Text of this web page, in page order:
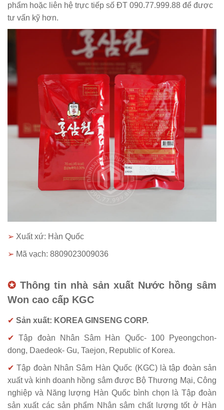
phẩm hoặc liên hệ trực tiếp số ĐT 090.77.999.88 để được
tư vấn kỹ hơn.
➢ Xuất xứ: Hàn Quốc
➢ Mã vạch: 8809023009036
✪Thông tin nhà sản xuất Nước hồng sâm
Won cao cấp KGC
✔ Sản xuất: KOREA GINSENG CORP.
✔Tập đoàn Nhân Sâm Hàn Quốc- 100 Pyeongchon-
dong, Daedeok- Gu, Taejon, Republic of Korea.
✔Tập đoàn Nhân Sâm Hàn Quốc (KGC) là tập đoàn sản
xuất và kinh doanh hồng sâm được Bộ Thương Mại, Công
nghiệp và Năng lượng Hàn Quốc bình chọn là Tập đoàn
sản xuất các sản phẩm Nhân sâm chất lượng tốt ở Hàn